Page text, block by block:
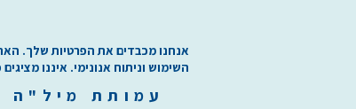
אנחנו מכבדים את הפרטיות שלך.
השימוש וניתוח אנונימי. איננו
עמותת מיל"ה